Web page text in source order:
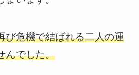
び危機で結ばれる二人の運
んでした。